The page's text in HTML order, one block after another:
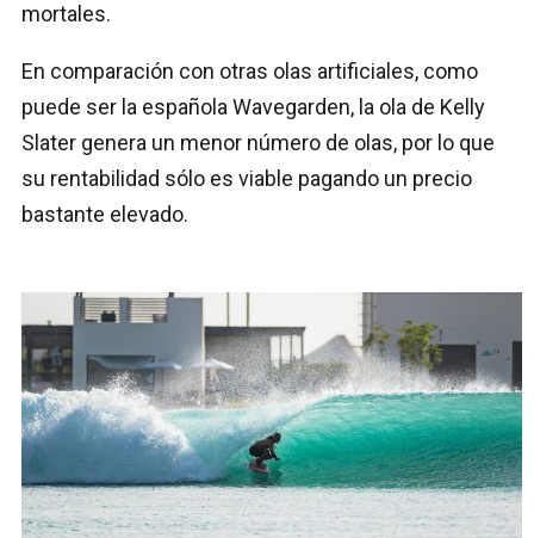
mortales.
En comparación con otras olas artificiales, como
puede ser la española Wavegarden, la ola de Kelly
Slater genera un menor número de olas, por lo que
su rentabilidad sólo es viable pagando un precio
bastante elevado.